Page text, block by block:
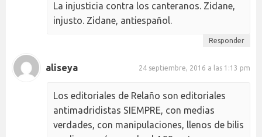
La injusticia contra los canteranos. Zidane,
injusto. Zidane, antiespañol.
Responder
aliseya 24 septiembre, 2016 a las 1:13 pm
Los editoriales de Relaño son editoriales
antimadridistas SIEMPRE, con medias
verdades, con manipulaciones, llenos de bilis